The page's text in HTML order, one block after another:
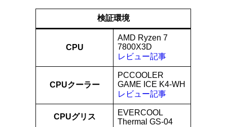
検証環境
CPU
AMD Ryzen 7
7800X3D
レビュー記事
CPUクーラー
PCCOOLER
GAME ICE K4-WH
レビュー記事
CPUグリス
EVERCOOL
Thermal GS-04